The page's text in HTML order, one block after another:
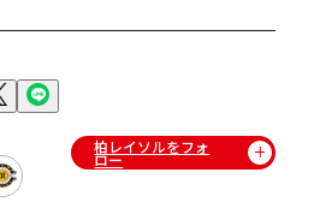
柏レイソルをフォ
ロー